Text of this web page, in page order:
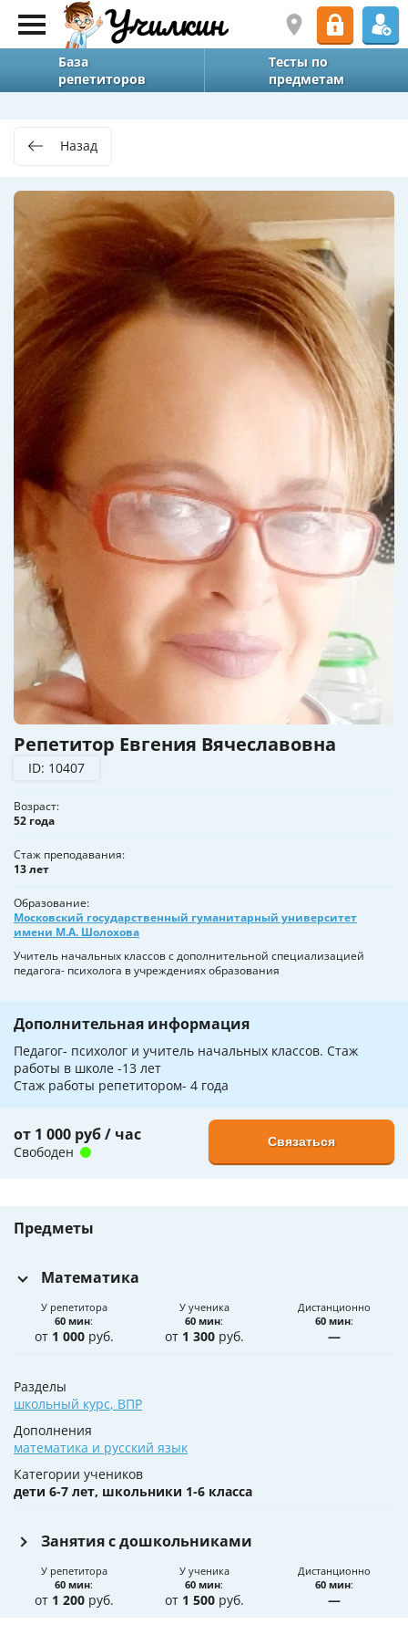
База
репетиторов
Тесты по
предметам
Назад
Репетитор Евгения Вячеславовна
ID: 10407
Возраст
52 года
Стаж преподавания
13 лет
Образование
Московский государственный гуманитарный университет
имени М.А. Шолохова
Учитель начальных классов с дополнительной специализацией
педагога- психолога в учреждениях образования
Дополнительная информация
Педагог- психолог и учитель начальных классов. Стаж
работы в школе -13 лет
Стаж работы репетитором- 4 года
от 1 000 руб / час
Свободен
Связаться
Предметы
Математика
У репетитора
60 мин:
от 1 000руб.
У ученика
60 мин:
от 1 300руб.
Дистанционно
60 мин:
—
Разделы
школьный курс, ВПР
Дополнения
математика и русский язык
Категории учеников
дети 6-7 лет, школьники 1-6 класса
Занятия с дошкольниками
У репетитора
60 мин:
от 1 200руб.
У ученика
60 мин:
от 1 500руб.
Дистанционно
60 мин:
—